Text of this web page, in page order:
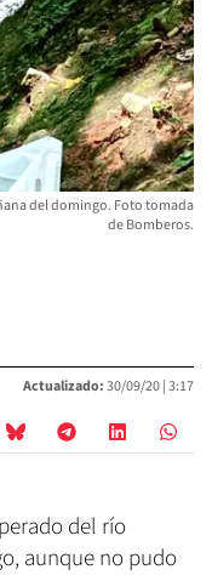
del domingo. Foto tomada
de Bomberos.
Actualizado:30/09/20 |3:17
del río
aunque no pudo